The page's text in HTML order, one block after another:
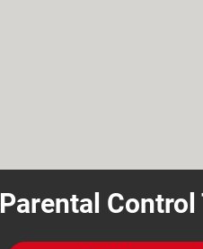
Parental